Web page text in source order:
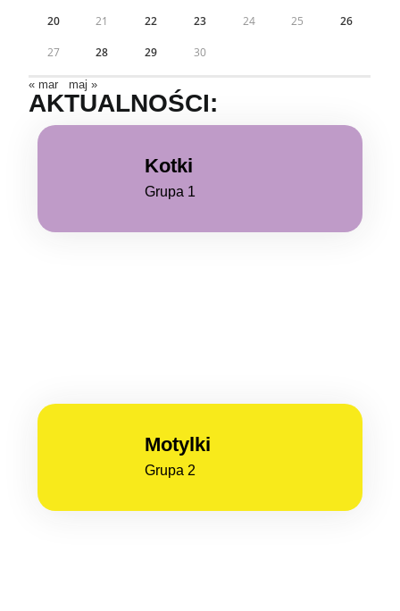
20 21 22 23 24 25 26
27 28 29 30
« mar maj »
AKTUALNOŚCI:
Kotki
Grupa 1
Motylki
Grupa 2